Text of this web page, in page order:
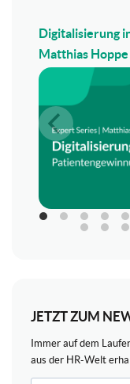
Digitalisierung
Matthias Hoppe
JETZT ZUM
Immer auf dem
aus der HR-Welt